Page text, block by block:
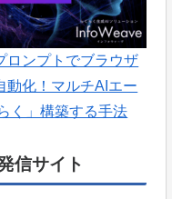
ロンプトでブラウザ
動化！マルチAIエー
く」構築する手法
信サイト